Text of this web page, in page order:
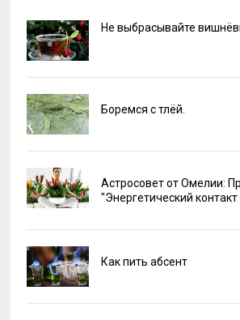
Не выбрасывайте
Боремся с тлёй.
Астросовет от Омелии:
"Энергетический
Как пить абсент